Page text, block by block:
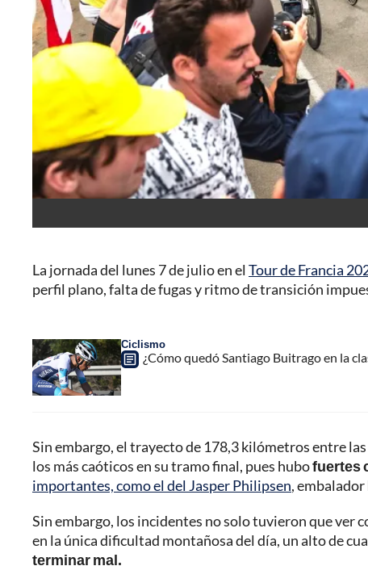
La jornada del lunes 7 de julio en el Tour de Francia
perfil plano, falta de fugas y ritmo de transición
Ciclismo
¿Cómo quedó Santiago Buitrago en la
Sin embargo, el trayecto de 178,3 kilómetros entre
los más caóticos en su tramo final, pues hubofuertes
importantes, como el del Jasper Philipsen,
Sin embargo, los incidentes no solo tuvieron que ver
en la única dificultad montañosa del día, un alto de
terminar mal.